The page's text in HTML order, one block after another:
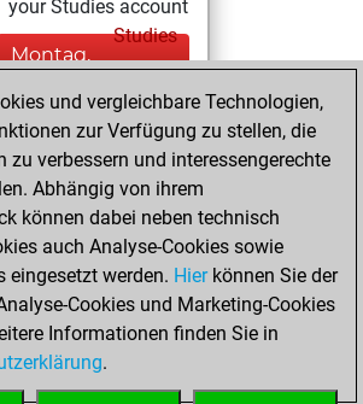
your Studies account
Studies
Montag,
You played 3
blitz games
Play
You scored +0
=0 -3 in blitz
Sonntag, Januar
7, 2024
You created
und vergleichbare Technologien,
zur Verfügung zu stellen, die
zu verbessern und interessengerechte
Abhängig von ihrem
können dabei neben technisch
auch Analyse-Cookies sowie
eingesetzt werden. Hierkönnen Sie der
Cookies und Marketing-Cookies
Informationen finden Sie in
.